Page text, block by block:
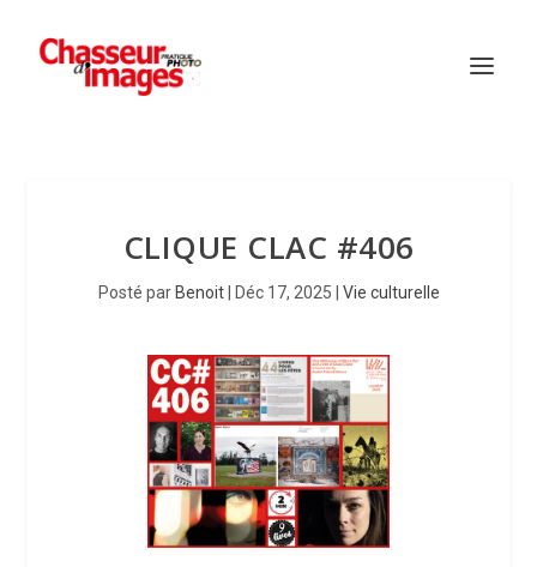
CLIQUE CLAC #406
Posté par Benoit| Déc 17, 2025 Vie culturelle